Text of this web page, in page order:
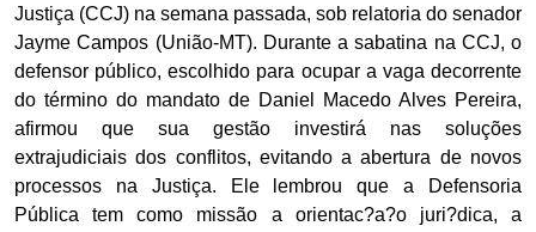
Justiça (CCJ) na semana passada, sob relatoria do senador
Jayme Campos (União-MT). Durante a sabatina na CCJ, o
defensor público, escolhido para ocupar a vaga decorrente
do término do mandato de Daniel Macedo Alves Pereira,
afirmou que sua gestão investirá nas soluções
extrajudiciais dos conflitos, evitando a abertura de novos
processos na Justiça. Ele lembrou que a Defensoria
Pública tem como missão a orientac?a?o juri?dica, a